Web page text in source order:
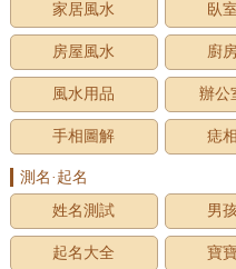
家居風水
臥
房屋風水 廚
風水用品 辦公
手相圖解 痣
測名·起名
姓名測試
男
起名大全 寶